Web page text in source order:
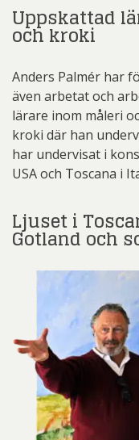
Uppskattad
och kroki
Anders Palmér har
även arbetat och
lärare inom måleri
kroki där han
har undervisat i
USA och Toscana i
Ljuset i
Gotland och